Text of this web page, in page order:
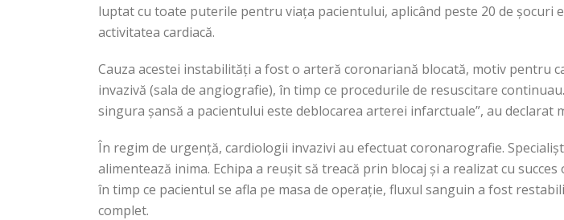
luptat cu toate puterile pentru viața pacientului, aplicând peste 20 de
activitatea cardiacă.
Cauza acestei instabilități a fost o arteră coronariană blocată, motiv pentru
invazivă (sala de angiografie), în timp ce procedurile de resuscitare
singura șansă a pacientului este deblocarea arterei infarctuale”, au declarat
În regim de urgență, cardiologii invazivi au efectuat coronarografie.
alimentează inima. Echipa a reușit să treacă prin blocaj și a realizat cu
în timp ce pacientul se afla pe masa de operație, fluxul sanguin a fost
complet.